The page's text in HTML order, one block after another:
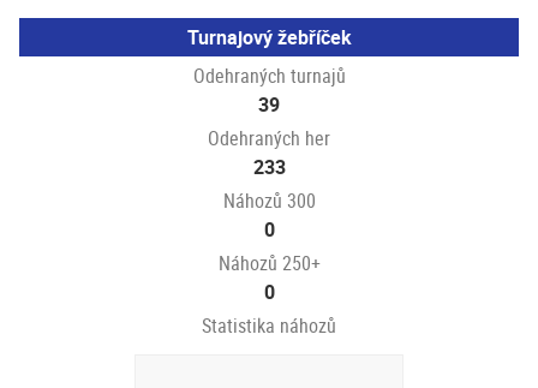
Turnajový žebříček
Odehraných turnajů
39
Odehraných her
233
Náhozů 300
0
Náhozů 250+
0
Statistika náhozů